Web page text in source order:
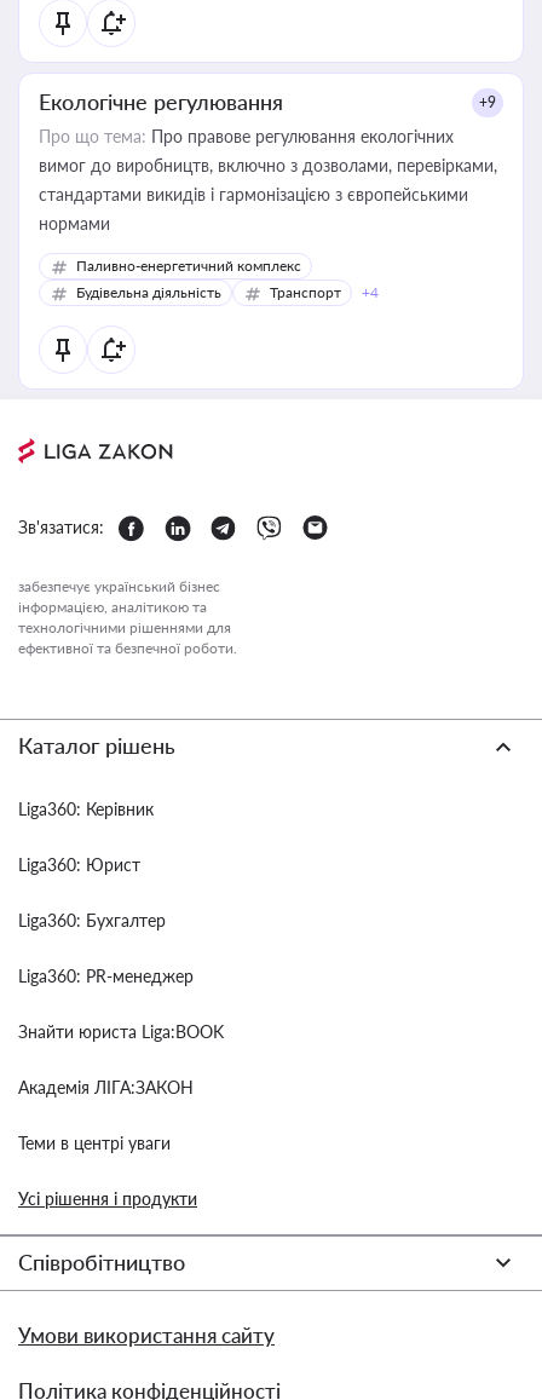
Екологічне регулювання +9
Про що тема: Про правове регулювання екологічних
вимог до виробництв, включно з дозволами, перевірками,
стандартами викидів і гармонізацією з європейськими
нормами
Паливно-енергетичний комплекс
Будівельна діяльність
Транспорт +4
Зв'язатися:
забезпечує український бізнес
інформацією, аналітикою та
технологічними рішеннями для
ефективної та безпечної роботи.
Каталог рішень
Liga360: Керівник
Liga360: Юрист
Liga360: Бухгалтер
Liga360: PR-менеджер
Знайти юриста Liga:BOOK
Академія ЛІГА:ЗАКОН
Теми в центрі уваги
Усі рішення і продукти
Співробітництво
Умови використання сайту
Політика конфіденційності